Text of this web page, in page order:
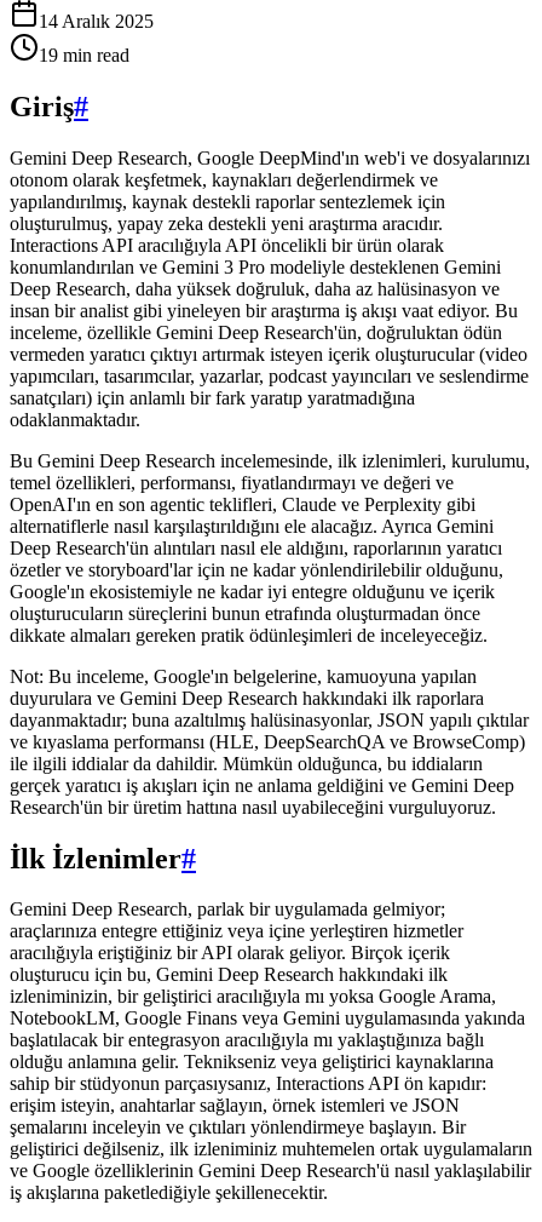
14 Aralık 2025
19 min read
Giriş#
Gemini Deep Research, Google DeepMind'ın web'i ve dosyalarınızı
otonom olarak keşfetmek, kaynakları değerlendirmek ve
yapılandırılmış, kaynak destekli raporlar sentezlemek için
oluşturulmuş, yapay zeka destekli yeni araştırma aracıdır.
Interactions API aracılığıyla API öncelikli bir ürün olarak
konumlandırılan ve Gemini 3 Pro modeliyle desteklenen Gemini
Deep Research, daha yüksek doğruluk, daha az halüsinasyon ve
insan bir analist gibi yineleyen bir araştırma iş akışı vaat ediyor. Bu
inceleme, özellikle Gemini Deep Research'ün, doğruluktan ödün
vermeden yaratıcı çıktıyı artırmak isteyen içerik oluşturucular (video
yapımcıları, tasarımcılar, yazarlar, podcast yayıncıları ve seslendirme
sanatçıları) için anlamlı bir fark yaratıp yaratmadığına
odaklanmaktadır.
Bu Gemini Deep Research incelemesinde, ilk izlenimleri, kurulumu,
temel özellikleri, performansı, fiyatlandırmayı ve değeri ve
OpenAI'ın en son agentic teklifleri, Claude ve Perplexity gibi
alternatiflerle nasıl karşılaştırıldığını ele alacağız. Ayrıca Gemini
Deep Research'ün alıntıları nasıl ele aldığını, raporlarının yaratıcı
özetler ve storyboard'lar için ne kadar yönlendirilebilir olduğunu,
Google'ın ekosistemiyle ne kadar iyi entegre olduğunu ve içerik
oluşturucuların süreçlerini bunun etrafında oluşturmadan önce
dikkate almaları gereken pratik ödünleşimleri de inceleyeceğiz.
Not: Bu inceleme, Google'ın belgelerine, kamuoyuna yapılan
duyurulara ve Gemini Deep Research hakkındaki ilk raporlara
dayanmaktadır; buna azaltılmış halüsinasyonlar, JSON yapılı çıktılar
ve kıyaslama performansı (HLE, DeepSearchQA ve BrowseComp)
ile ilgili iddialar da dahildir. Mümkün olduğunca, bu iddiaların
gerçek yaratıcı iş akışları için ne anlama geldiğini ve Gemini Deep
Research'ün bir üretim hattına nasıl uyabileceğini vurguluyoruz.
İlk İzlenimler#
Gemini Deep Research, parlak bir uygulamada gelmiyor;
araçlarınıza entegre ettiğiniz veya içine yerleştiren hizmetler
aracılığıyla eriştiğiniz bir API olarak geliyor. Birçok içerik
oluşturucu için bu, Gemini Deep Research hakkındaki ilk
izleniminizin, bir geliştirici aracılığıyla mı yoksa Google Arama,
NotebookLM, Google Finans veya Gemini uygulamasında yakında
başlatılacak bir entegrasyon aracılığıyla mı yaklaştığınıza bağlı
olduğu anlamına gelir. Teknikseniz veya geliştirici kaynaklarına
sahip bir stüdyonun parçasıysanız, Interactions API ön kapıdır:
erişim isteyin, anahtarlar sağlayın, örnek istemleri ve JSON
şemalarını inceleyin ve çıktıları yönlendirmeye başlayın. Bir
geliştirici değilseniz, ilk izleniminiz muhtemelen ortak uygulamaların
ve Google özelliklerinin Gemini Deep Research'ü nasıl yaklaşılabilir
iş akışlarına paketlediğiyle şekillenecektir.